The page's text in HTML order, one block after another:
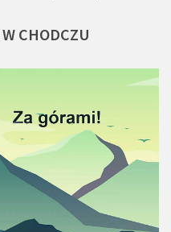
W CHODCZU